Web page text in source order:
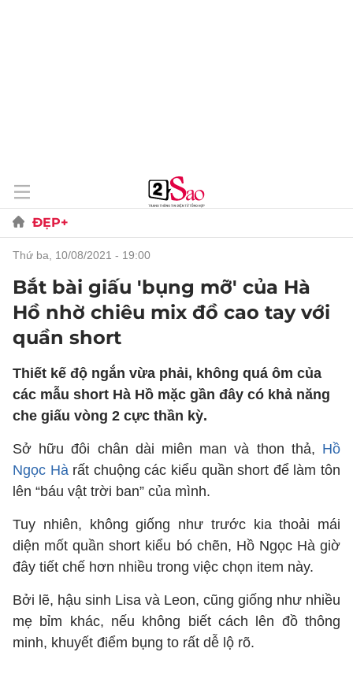
ĐẸP+
thứ ba, 10/08/2021 - 19:00
Bắt bài giấu 'bụng mỡ' của Hà
Hồ nhờ chiêu mix đồ cao tay với
quần short
Thiết kế độ ngắn vừa phải, không quá ôm của
các mẫu short Hà Hồ mặc gần đây có khả năng
che giấu vòng 2 cực thần kỳ.
Sở hữu đôi chân dài miên man và thon thả, Hồ
Ngọc Hàrất chuộng các kiểu quần short để làm tôn
lên “báu vật trời ban” của mình.
Tuy nhiên, không giống như trước kia thoải mái
diện mốt quần short kiểu bó chẽn, Hồ Ngọc Hà giờ
đây tiết chế hơn nhiều trong việc chọn item này.
Bởi lẽ, hậu sinh Lisa và Leon, cũng giống như nhiều
mẹ bỉm khác, nếu không biết cách lên đồ thông
minh, khuyết điểm bụng to rất dễ lộ rõ.